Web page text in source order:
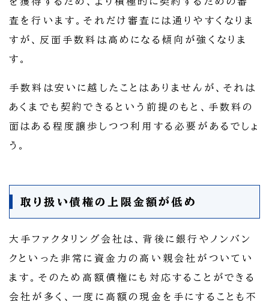
査を行います。それだけ審査には通りやすくなりま
すが、反面手数料は高めになる傾向が強くなりま
す。
手数料は安いに越したことはありませんが、それは
あくまでも契約できるという前提のもと、手数料の
面はある程度譲歩しつつ利用する必要があるでしょ
う。
取り扱い債権の上限金額が低め
大手ファクタリング会社は、背後に銀行やノンバン
クといった非常に資金力の高い親会社がついてい
ます。そのため高額債権にも対応することができる
会社が多く、一度に高額の現金を手にすることも不